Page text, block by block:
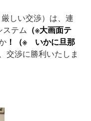
しい交渉）は、連
ステム （※大画面テ
！（※ いかに旦那
交渉に勝利いたしま